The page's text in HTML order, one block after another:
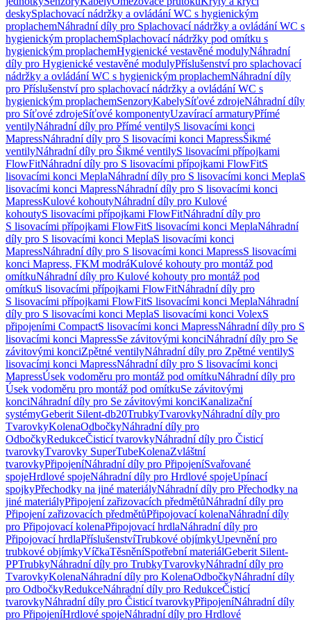
deskySplachovací nádržky a ovládání WC s hygienickým
proplachemNáhradní díly pro Splachovací nádržky a ovládání WC s
hygienickým proplachemSplachovací nádržky pod omítku s
hygienickým proplachemHygienické vestavěné modulyNáhradní
díly pro Hygienické vestavěné modulyPříslušenství pro splachovací
nádržky a ovládání WC s hygienickým proplachemNáhradní díly
pro Příslušenství pro splachovací nádržky a ovládání WC s
hygienickým proplachemSenzoryKabelySíťové zdrojeNáhradní díly
pro Síťové zdrojeSíťové komponentyUzavírací armaturyPřímé
ventilyNáhradní díly pro Přímé ventilyS lisovacími konci
MapressNáhradní díly pro S lisovacími konci MapressŠikmé
ventilyNáhradní díly pro Šikmé ventilyS lisovacími přípojkami
FlowFitNáhradní díly pro S lisovacími přípojkami FlowFitS
lisovacími konci MeplaNáhradní díly pro S lisovacími konci MeplaS
lisovacími konci MapressNáhradní díly pro S lisovacími konci
MapressKulové kohoutyNáhradní díly pro Kulové
kohoutyS lisovacími přípojkami FlowFitNáhradní díly pro
S lisovacími přípojkami FlowFitS lisovacími konci MeplaNáhradní
díly pro S lisovacími konci MeplaS lisovacími konci
MapressNáhradní díly pro S lisovacími konci MapressS lisovacími
konci Mapress, FKM modráKulové kohouty pro montáž pod
omítkuNáhradní díly pro Kulové kohouty pro montáž pod
omítkuS lisovacími přípojkami FlowFitNáhradní díly pro
S lisovacími přípojkami FlowFitS lisovacími konci MeplaNáhradní
díly pro S lisovacími konci MeplaS lisovacími konci VolexS
připojeními CompactS lisovacími konci MapressNáhradní díly pro S
lisovacími konci MapressSe závitovými konciNáhradní díly pro Se
závitovými konciZpětné ventilyNáhradní díly pro Zpětné ventilyS
lisovacími konci MapressNáhradní díly pro S lisovacími konci
MapressÚsek vodoměru pro montáž pod omítkuNáhradní díly pro
Úsek vodoměru pro montáž pod omítkuSe závitovými
konciNáhradní díly pro Se závitovými konciKanalizační
systémyGeberit Silent-db20TrubkyTvarovkyNáhradní díly pro
TvarovkyKolenaOdbočkyNáhradní díly pro
OdbočkyRedukceČisticí tvarovkyNáhradní díly pro Čisticí
tvarovkyTvarovky SuperTubeKolenaZvláštní
tvarovkyPřipojeníNáhradní díly pro PřipojeníSvařované
spojeHrdlové spojeNáhradní díly pro Hrdlové spojeUpínací
spojkyPřechodky na jiné materiályNáhradní díly pro Přechodky na
jiné materiályPřipojení zařizovacích předmětůNáhradní díly pro
Připojení zařizovacích předmětůPřipojovací kolenaNáhradní díly
pro Připojovací kolenaPřipojovací hrdlaNáhradní díly pro
Připojovací hrdlaPříslušenstvíTrubkové objímkyUpevnění pro
trubkové objímkyVíčkaTěsněníSpotřební materiálGeberit Silent-
PPTrubkyNáhradní díly pro TrubkyTvarovkyNáhradní díly pro
TvarovkyKolenaNáhradní díly pro KolenaOdbočkyNáhradní díly
pro OdbočkyRedukceNáhradní díly pro RedukceČisticí
tvarovkyNáhradní díly pro Čisticí tvarovkyPřipojeníNáhradní díly
pro PřipojeníHrdlové spojeNáhradní díly pro Hrdlové